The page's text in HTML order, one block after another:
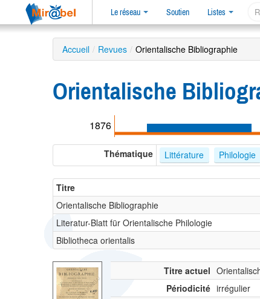
Le réseau Soutien Listes
Accueil / Revues / Orientalische Bibliographie
Orientalische
1876
Thématique Littérature Philologie
Titre
Orientalische Bibliographie
Literatur-Blatt für Orientalische Philologie
Bibliotheca orientalis
Titre actuel
Périodicité irrégulier